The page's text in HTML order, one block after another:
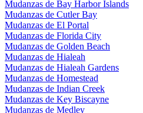
Mudanzas de Bay Harbor Islands
Mudanzas de Cutler Bay
Mudanzas de El Portal
Mudanzas de Florida City
Mudanzas de Golden Beach
Mudanzas de Hialeah
Mudanzas de Hialeah Gardens
Mudanzas de Homestead
Mudanzas de Indian Creek
Mudanzas de Key Biscayne
Mudanzas de Medley